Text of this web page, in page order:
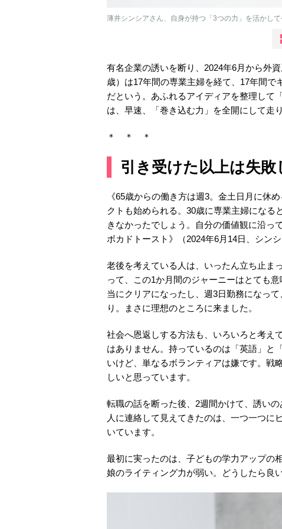
薄井シンシアさん、自身が持つ「3つの力」を活かし
有名企業の誘いを断り、2024年6月から外
歳）は17年間の専業主婦を経て、17年間
だという。あふれるアイディアを整理して
は、早速、「巻き込む力」を全開にして走り
＊ ＊ ＊
引き受けた以上は失
《65歳からの働き方は週3。金土日月に休
クトも始められる。30歳に専業主婦になる
きなかったでしょう。自分の価値観に沿っ
ボカドトースト》（2024年6月14日、シン
老後を考えている人は、いったん立ち止ま
って、この1か月間のジャーニーはとても
当にクリアになったし、週3日勤務になっ
り。まさに理想のところに来ました。
社会へ恩返しする方法も、いろいろと考え
はありません。持っているのは「英語」と
いけど、単なるボランティアは嫌です。戦
しいと思っています。
転職の話を断った後、2週間かけて、誘い
人に連絡して見えてきたのは、一つ一つに
いています。
最初に実ったのは、子どもの学力アップの
娘のライティング力が弱い。どうしたら良